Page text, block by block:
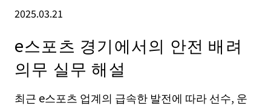
2025.03.21
e스포츠 경기에서의 안전 배려
의무 실무 해설
최근 e스포츠 업계의 급속한 발전에 따라 선수, 운